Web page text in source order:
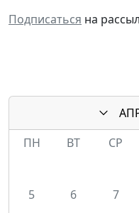
Подписаться на
ПН
ВТ СР
5
6 7